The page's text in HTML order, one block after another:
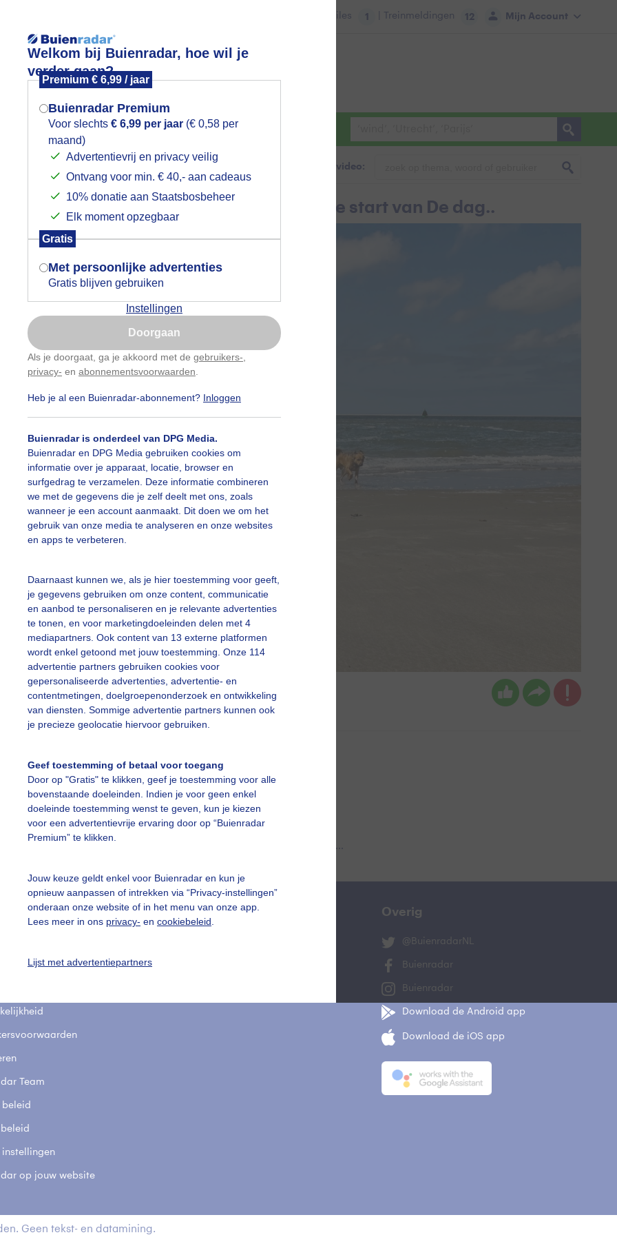
Welkom bij Buienradar, hoe wil je
verder gaan?
Premium € 6,99 / jaar
Buienradar Premium
Voor slechts € 6,99 per jaar (€ 0,58 per
maand)
Advertentievrij en privacy veilig
Ontvang voor min. € 40,- aan cadeaus
10% donatie aan Staatsbosbeheer
Elk moment opzegbaar
Gratis
Met persoonlijke advertenties
Gratis blijven gebruiken
Instellingen
Doorgaan
Als je doorgaat, ga je akkoord met de gebruikers-
privacy- en abonnementsvoorwaarden
Heb je al een Buienradar-abonnement? Inloggen
Buienradar is onderdeel van DPG Media.
Buienradar en DPG Media gebruiken cookies om
informatie over je apparaat, locatie, browser en
surfgedrag te verzamelen. Deze informatie combineren
we met de gegevens die je zelf deelt met ons, zoals
wanneer je een account aanmaakt. Dit doen we om het
gebruik van onze media te analyseren en onze websites
en apps te verbeteren.
Daarnaast kunnen we, als je hier toestemming voor geeft,
je gegevens gebruiken om onze content, communicatie
en aanbod te personaliseren en je relevante advertenties
te tonen, en voor marketingdoeleinden delen met 4
mediapartners. Ook content van 13 externe platformen
wordt enkel getoond met jouw toestemming. Onze 114
advertentie partners gebruiken cookies voor
gepersonaliseerde advertenties, advertentie- en
contentmetingen, doelgroepenonderzoek en ontwikkeling
van diensten. Sommige advertentie partners kunnen ook
je precieze geolocatie hiervoor gebruiken.
Geef toestemming of betaal voor toegang
Door op "Gratis" te klikken, geef je toestemming voor alle
bovenstaande doeleinden. Indien je voor geen enkel
doeleinde toestemming wenst te geven, kun je kiezen
voor een advertentievrije ervaring door op “Buienradar
Premium” te klikken.
Jouw keuze geldt enkel voor Buienradar en kun je
opnieuw aanpassen of intrekken via “Privacy-instellingen”
onderaan onze website of in het menu van onze app.
Lees meer in ons privacy- en cookiebeleid
Lijst met advertentiepartners
Mijn Account
Files 1 | Treinmeldingen 12
Foto en video Weerzine
Zoeken in foto & video:
knapt het weer op,na een grijze start van De dag..
Nel van Es Gemaakt: 15-06-2026, 44x bekeken
vragen
Team
beleid
instellingen
op jouw website
Mijn weer Overig
@BuienradarNL
Buienradar
Buienradar
Download de Android app
Download de iOS app
Geen tekst- en datamining.
Mogen we je locatie gebruiken voor
het weer?
Indien je hier nog geen akkoord op hebt
gegeven, verschijnt er zo een pop-up uit
je browser waarin deze toestemming
gevraagd wordt.
Is goed, toon de popup
Nu niet, misschien later
Gebruik je Safari en wil je niet elke dag deze pop-up
Klikhierom dit aan te passen